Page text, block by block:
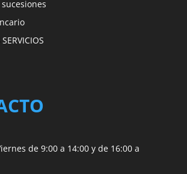
de 9:00 a 14:00 y de 16:00 a